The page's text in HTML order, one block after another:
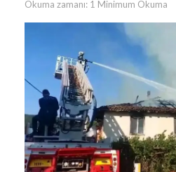
Okuma zamanı: 1 Minimum Okuma